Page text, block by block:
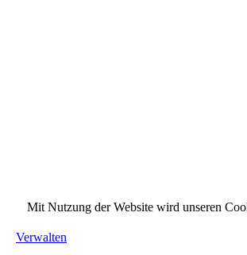
Mit Nutzung der Website wird unseren
Verwalten